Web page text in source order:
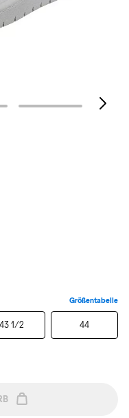
Größentabelle
43 1/2 44